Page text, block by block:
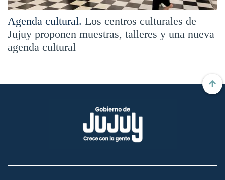
Agenda cultural. Los centros culturales de
Jujuy proponen muestras, talleres y una nueva
agenda cultural